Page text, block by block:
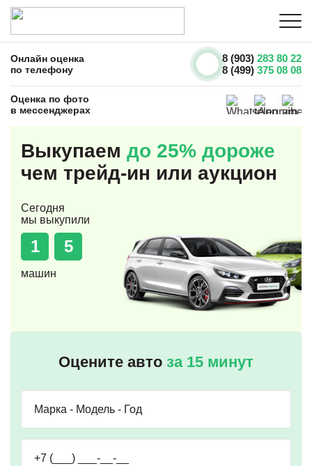
Онлайн оценка
по телефону
8 (903) 283 80 22
8 (499) 375 08 08
Оценка по фото
в мессенджерах
Выкупаем до 25% дороже
чем трейд-ин или аукцион
Сегодня
мы выкупили
1 5
машин
Оцените авто за 15 минут